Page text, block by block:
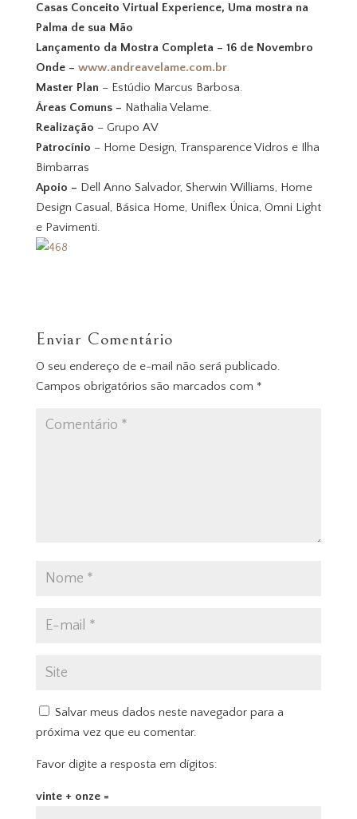
Casas Conceito Virtual Experience, Uma mostra na
Palma de sua Mão
Lançamento da Mostra Completa – 16 de Novembro
Onde – www.andreavelame.com.br
Master Plan – Estúdio Marcus Barbosa.
Áreas Comuns – Nathalia Velame.
Realização – Grupo AV
Patrocínio – Home Design, Transparence Vidros e Ilha
Bimbarras
Apoio – Dell Anno Salvador, Sherwin Williams, Home
Design Casual, Básica Home, Uniflex Única, Omni Light
e Pavimenti.
Enviar Comentário
O seu endereço de e-mail não será publicado.
Campos obrigatórios são marcados com *
Salvar meus dados neste navegador para a
próxima vez que eu comentar.
Favor digite a resposta em dígitos:
vinte + onze =